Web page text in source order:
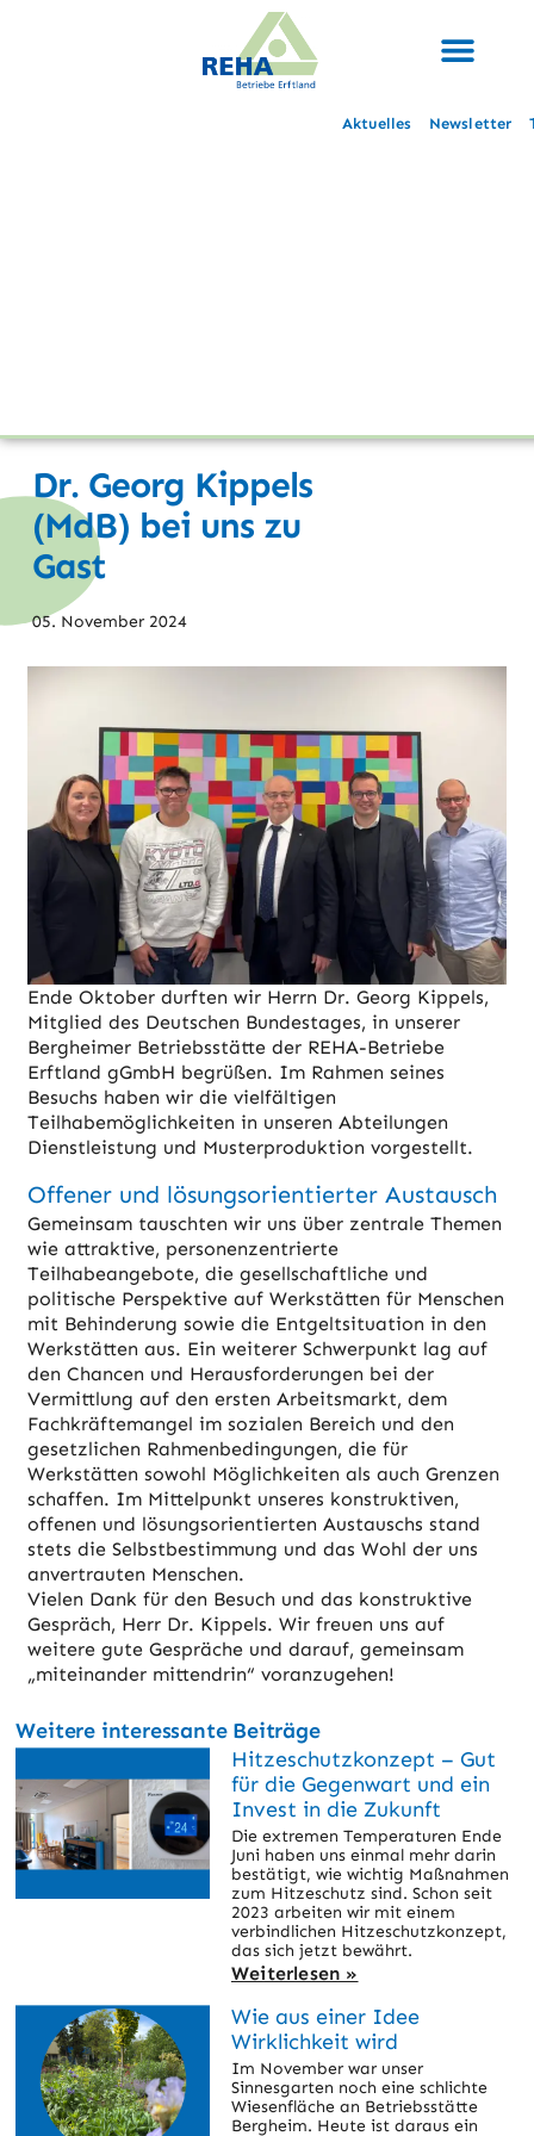
Aktuelles Newsletter
Dr. Georg Kippels
(MdB) bei uns zu
Gast
05. November 2024
Ende Oktober durften wir Herrn Dr. Georg Kippels,
Mitglied des Deutschen Bundestages, in unserer
Bergheimer Betriebsstätte der REHA-Betriebe
Erftland gGmbH begrüßen. Im Rahmen seines
Besuchs haben wir die vielfältigen
Teilhabemöglichkeiten in unseren Abteilungen
Dienstleistung und Musterproduktion vorgestellt.
Offener und lösungsorientierter Austausch
Gemeinsam tauschten wir uns über zentrale Themen
wie attraktive, personenzentrierte
Teilhabeangebote, die gesellschaftliche und
politische Perspektive auf Werkstätten für Menschen
mit Behinderung sowie die Entgeltsituation in den
Werkstätten aus. Ein weiterer Schwerpunkt lag auf
den Chancen und Herausforderungen bei der
Vermittlung auf den ersten Arbeitsmarkt, dem
Fachkräftemangel im sozialen Bereich und den
gesetzlichen Rahmenbedingungen, die für
Werkstätten sowohl Möglichkeiten als auch Grenzen
schaffen. Im Mittelpunkt unseres konstruktiven,
offenen und lösungsorientierten Austauschs stand
stets die Selbstbestimmung und das Wohl der uns
anvertrauten Menschen.
Vielen Dank für den Besuch und das konstruktive
Gespräch, Herr Dr. Kippels. Wir freuen uns auf
weitere gute Gespräche und darauf, gemeinsam
„miteinander mittendrin“ voranzugehen!
Weitere interessante Beiträge
Hitzeschutzkonzept – Gut
für die Gegenwart und ein
Invest in die Zukunft
Die extremen Temperaturen Ende
Juni haben uns einmal mehr darin
bestätigt, wie wichtig Maßnahmen
zum Hitzeschutz sind. Schon seit
2023 arbeiten wir mit einem
verbindlichen Hitzeschutzkonzept,
das sich jetzt bewährt.
Weiterlesen »
Wie aus einer Idee
Wirklichkeit wird
Im November war unser
Sinnesgarten noch eine schlichte
Wiesenfläche an Betriebsstätte
Bergheim. Heute ist daraus ein